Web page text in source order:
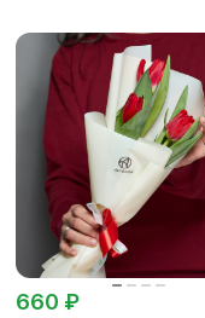
660 ₽